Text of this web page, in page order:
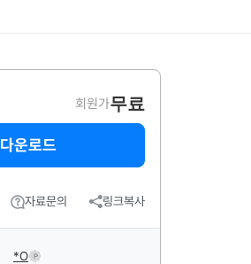
회원가무료
다운로드
자료문의 링크복사
*O P